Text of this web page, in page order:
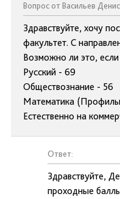
Вопрос от Васильев
Здравствуйте, хочу
факультет. С
Возможно ли это, если
Русский - 69
Обществознание - 56
Математика
Естественно на
Ответ:
Здравствуйте,
проходные